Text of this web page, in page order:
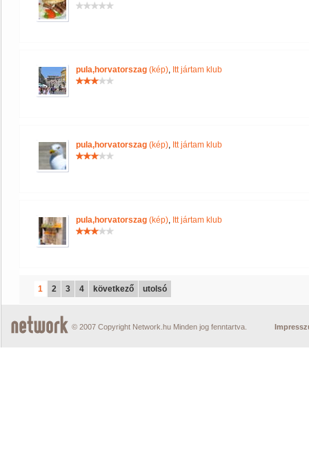
pula,horvatorszag (kép), Itt jártam klub
pula,horvatorszag (kép), Itt jártam klub
pula,horvatorszag (kép), Itt jártam klub
1 2 3 4 következő utolsó
© 2007 Copyright Network.hu Minden jog fenntartva.